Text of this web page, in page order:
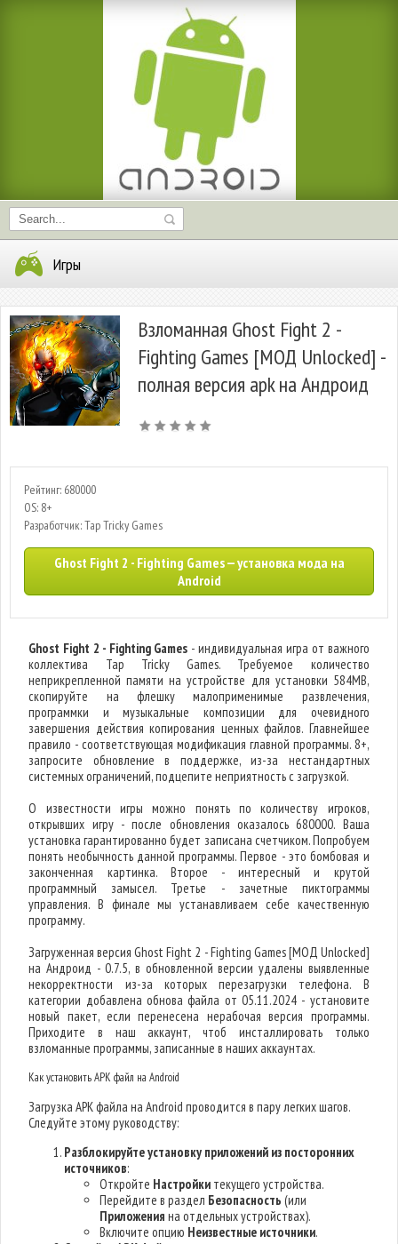
Игры
Взломанная Ghost Fight 2 -
Fighting Games [МОД Unlocked] -
полная версия apk на Андроид
Рейтинг: 680000
OS: 8+
Разработчик: Tap Tricky Games
Ghost Fight 2 - Fighting Games — установка мода на
Android
Ghost Fight 2 - Fighting Games - индивидуальная игра от важного
коллектива Tap Tricky Games. Требуемое количество
неприкрепленной памяти на устройстве для установки 584MB,
скопируйте на флешку малоприменимые развлечения,
программки и музыкальные композиции для очевидного
завершения действия копирования ценных файлов. Главнейшее
правило - соответствующая модификация главной программы. 8+,
запросите обновление в поддержке, из-за нестандартных
системных ограничений, подцепите неприятность с загрузкой.
О известности игры можно понять по количеству игроков,
открывших игру - после обновления оказалось 680000. Ваша
установка гарантированно будет записана счетчиком. Попробуем
понять необычность данной программы. Первое - это бомбовая и
законченная картинка. Второе - интересный и крутой
программный замысел. Третье - зачетные пиктограммы
управления. В финале мы устанавливаем себе качественную
программу.
Загруженная версия Ghost Fight 2 - Fighting Games [МОД Unlocked]
на Андроид - 0.7.5, в обновленной версии удалены выявленные
некорректности из-за которых перезагрузки телефона. В
категории добавлена обнова файла от 05.11.2024 - установите
новый пакет, если перенесена нерабочая версия программы.
Приходите в наш аккаунт, чтоб инсталлировать только
взломанные программы, записанные в наших аккаунтах.
Как установить APK файл на Android
Загрузка APK файла на Android проводится в пару легких шагов.
Следуйте этому руководству:
Разблокируйте установку приложений из посторонних
источников:
Откройте Настройки текущего устройства.
Перейдите в раздел Безопасность (или
Приложения на отдельных устройствах).
Включите опцию Неизвестные источники.